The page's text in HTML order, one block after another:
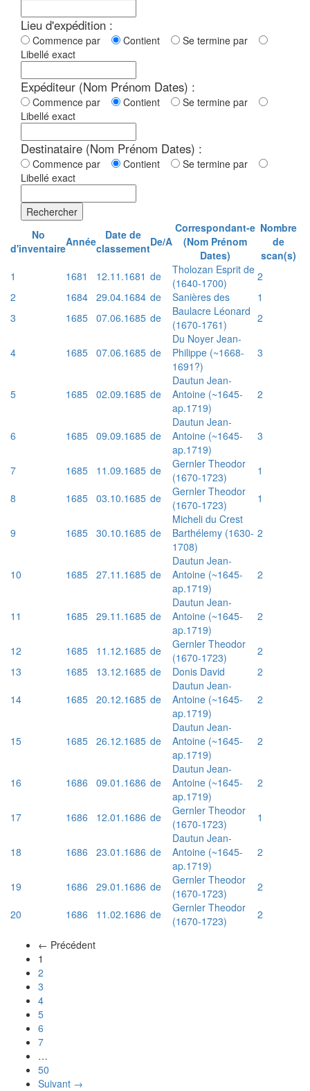
Lieu d'expédition :
Commence par Contient
Se termine par
Libellé exact
Expéditeur (Nom Prénom Dates) :
Commence par Contient
Se termine par
Libellé exact
Destinataire (Nom Prénom Dates) :
Commence par Contient
Se termine par
Libellé exact
Rechercher
No
d'inventaireAnnée
Date de
classementDe/A
Correspondant-e
(Nom Prénom
Dates)
Nombre
de
scan(s)
1
1681 12.11.1681 de
Tholozan Esprit de
(1640-1700)
2
2
1684 29.04.1684 de Sanières des
1
3
1685 07.06.1685 de
Baulacre Léonard
(1670-1761)
2
4 1685 07.06.1685 de
Du Noyer Jean-
Philippe (~1668-
1691?)
3
5 1685 02.09.1685 de
Dautun Jean-
Antoine (~1645-
ap.1719)
2
6 1685 09.09.1685 de
Dautun Jean-
Antoine (~1645-
ap.1719)
3
7 1685 11.09.1685 de
Gernler Theodor
(1670-1723)
1
8
1685 03.10.1685 de
Gernler Theodor
(1670-1723)
1
9 1685 30.10.1685 de
Micheli du Crest
Barthélemy (1630-
1708)
2
10 1685 27.11.1685 de
Dautun Jean-
Antoine (~1645-
ap.1719)
2
11 1685 29.11.1685 de
Dautun Jean-
Antoine (~1645-
ap.1719)
2
12 1685 11.12.1685 de
Gernler Theodor
(1670-1723)
2
13
1685 13.12.1685 de Donis David
2
14
1685 20.12.1685 de
Dautun Jean-
Antoine (~1645-
ap.1719)
2
15 1685 26.12.1685 de
Dautun Jean-
Antoine (~1645-
ap.1719)
2
16 1686 09.01.1686 de
Dautun Jean-
Antoine (~1645-
ap.1719)
2
17 1686 12.01.1686 de
Gernler Theodor
(1670-1723)
1
18 1686 23.01.1686 de
Dautun Jean-
Antoine (~1645-
ap.1719)
2
19 1686 29.01.1686 de
Gernler Theodor
(1670-1723)
2
20
1686 11.02.1686 de
Gernler Theodor
(1670-1723)
2
← Précédent
1
2
3
4
5
6
7
…
50
Suivant →